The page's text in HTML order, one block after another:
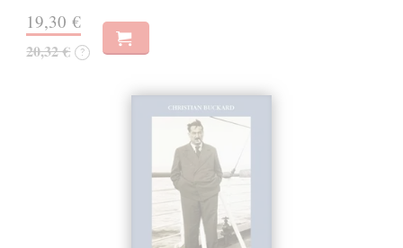
19,30 €
20,32 € ?